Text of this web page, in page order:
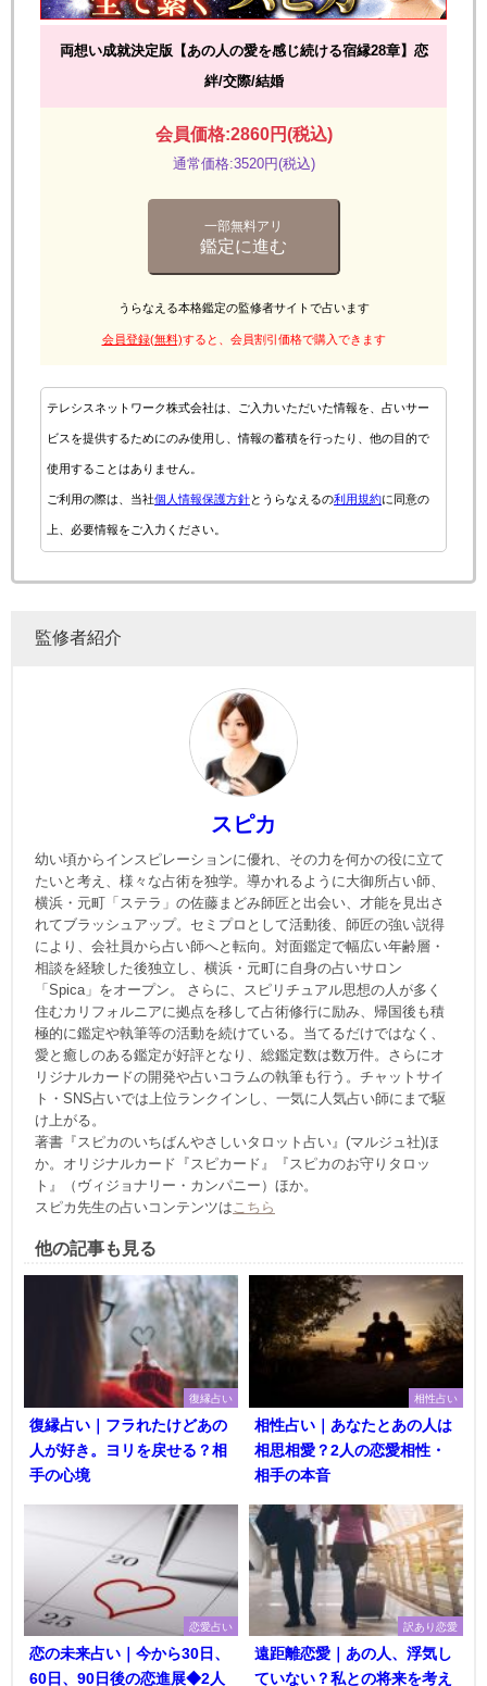
両想い成就決定版【あの人の愛を感じ続ける宿縁28章】恋
絆/交際/結婚
会員価格:2860円(税込)
通常価格:3520円(税込)
一部無料アリ
鑑定に進む
うらなえる本格鑑定の監修者サイトで占います
会員登録(無料)すると、会員割引価格で購入できます
テレシスネットワーク株式会社は、ご入力いただいた情報を、占いサー
ビスを提供するためにのみ使用し、情報の蓄積を行ったり、他の目的で
使用することはありません。
ご利用の際は、当社個人情報保護方針とうらなえるの利用規約に同意の
上、必要情報をご入力ください。
監修者紹介
スピカ
幼い頃からインスピレーションに優れ、その力を何かの役に立て
たいと考え、様々な占術を独学。導かれるように大御所占い師、
横浜・元町「ステラ」の佐藤まどみ師匠と出会い、才能を見出さ
れてブラッシュアップ。セミプロとして活動後、師匠の強い説得
により、会社員から占い師へと転向。対面鑑定で幅広い年齢層・
相談を経験した後独立し、横浜・元町に自身の占いサロン
「Spica」をオープン。 さらに、スピリチュアル思想の人が多く
住むカリフォルニアに拠点を移して占術修行に励み、帰国後も積
極的に鑑定や執筆等の活動を続けている。当てるだけではなく、
愛と癒しのある鑑定が好評となり、総鑑定数は数万件。さらにオ
リジナルカードの開発や占いコラムの執筆も行う。チャットサイ
ト・SNS占いでは上位ランクインし、一気に人気占い師にまで駆
け上がる。
著書『スピカのいちばんやさしいタロット占い』(マルジュ社)ほ
か。オリジナルカード『スピカード』『スピカのお守りタロッ
ト』（ヴィジョナリー・カンパニー）ほか。
スピカ先生の占いコンテンツは こちら
他の記事も見る
復縁占い
復縁占い｜フラれたけどあの
人が好き。ヨリを戻せる？相
手の心境
相性占い
相性占い｜あなたとあの人は
相思相愛？2人の恋愛相性・
相手の本音
恋愛占い
恋の未来占い｜今から30日、
60日、90日後の恋進展◆2人
訳あり恋愛
遠距離恋愛｜あの人、浮気し
ていない？私との将来を考え